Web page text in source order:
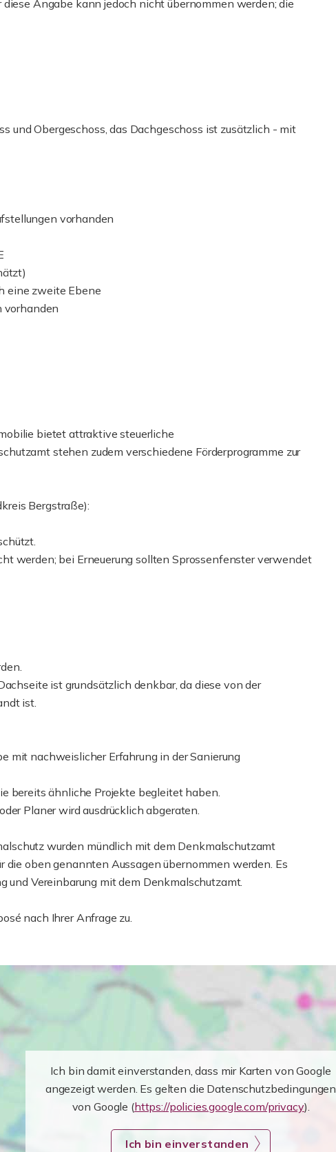
diese Angabe kann jedoch nicht übernommen werden; die
und Obergeschoss, das Dachgeschoss ist zusätzlich - mit
vorhanden
eine zweite Ebene
vorhanden
bietet attraktive steuerliche
stehen zudem verschiedene Förderprogramme zur
Bergstraße):
werden; bei Erneuerung sollten Sprossenfenster verwendet
ist grundsätzlich denkbar, da diese von der
ist.
mit nachweislicher Erfahrung in der Sanierung
bereits ähnliche Projekte begleitet haben.
Planer wird ausdrücklich abgeraten.
wurden mündlich mit dem Denkmalschutzamt
die oben genannten Aussagen übernommen werden. Es
und Vereinbarung mit dem Denkmalschutzamt.
nach Ihrer Anfrage zu.
Ich bin damit einverstanden, dass mir Karten von Google
angezeigt werden. Es gelten die Datenschutzbedingungen
von Google (https://policies.google.com/privacy).
Ich bin einverstanden